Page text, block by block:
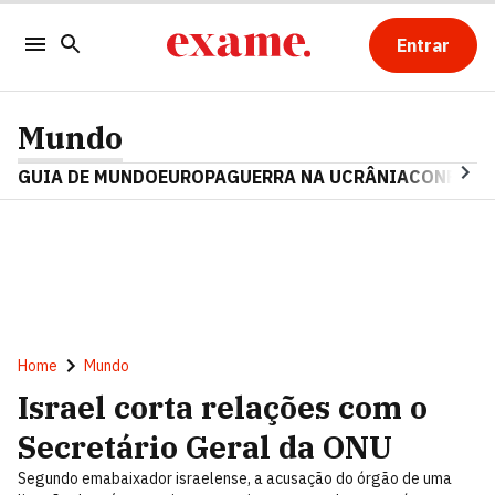
Entrar
Mundo
GUIA DE MUNDOEUROPAGUERRA NA UCRÂNIA
Home Mundo
Israel corta relações com o
Secretário Geral da ONU
Segundo emabaixador israelense, a acusação do órgão de uma